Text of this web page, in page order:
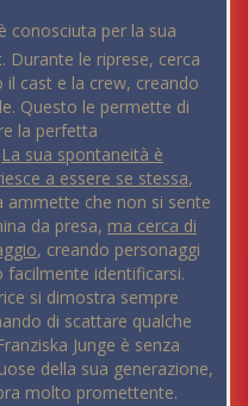
conosciuta per la sua
Durante le riprese, cerca
cast e la crew, creando
Questo le permette di
la perfetta
La sua spontaneità è
a essere se stessa,
ammette che non si sente
da presa, ma cerca di
, creando personaggi
facilmente identificarsi.
si dimostra sempre
di scattare qualche
Junge è senza
della sua generazione,
molto promettente.